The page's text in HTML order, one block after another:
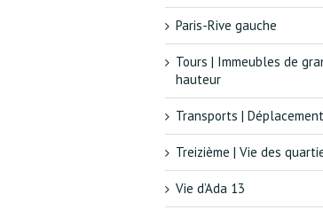
Paris-Rive gauche
Tours | Immeubles de
hauteur
Transports |
Treizième | Vie des
Vie d’Ada 13